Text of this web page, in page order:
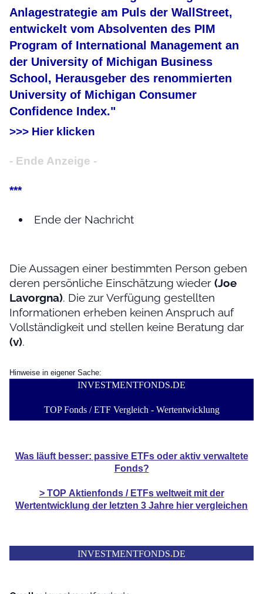
Anlagestrategie am Puls der WallStreet,
entwickelt vom Absolventen des PIM
Program of International Management an
der University of Michigan Business
School, Herausgeber des renommierten
University of Michigan Consumer
Confidence Index."
>>> Hier klicken
- Ende Anzeige -
***
Ende der Nachricht
Die Aussagen einer bestimmten Person geben
deren persönliche Einschätzung wieder (Joe
Lavorgna). Die zur Verfügung gestellten
Informationen erheben keinen Anspruch auf
Vollständigkeit und stellen keine Beratung dar
(v).
Hinweise in eigener Sache:
INVESTMENTFONDS.DE
TOP Fonds / ETF Vergleich - Wertentwicklung
Was läuft besser: passive ETFs oder aktiv verwaltete
Fonds?
> TOP Aktienfonds / ETFsweltweit mit der
Wertentwicklung der letzten 3 Jahre hier vergleichen
INVESTMENTFONDS.DE